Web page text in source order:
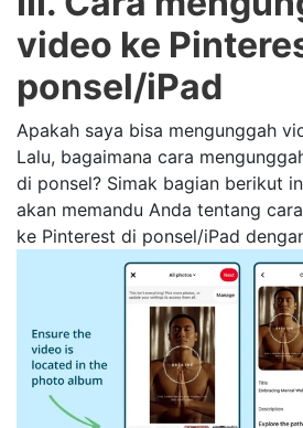
video ke
ponsel/iPad
Apakah saya bisa mengunggah
Lalu, bagaimana cara
di ponsel? Simak bagian berikut
akan memandu Anda tentang
ke Pinterest di ponsel/iPad